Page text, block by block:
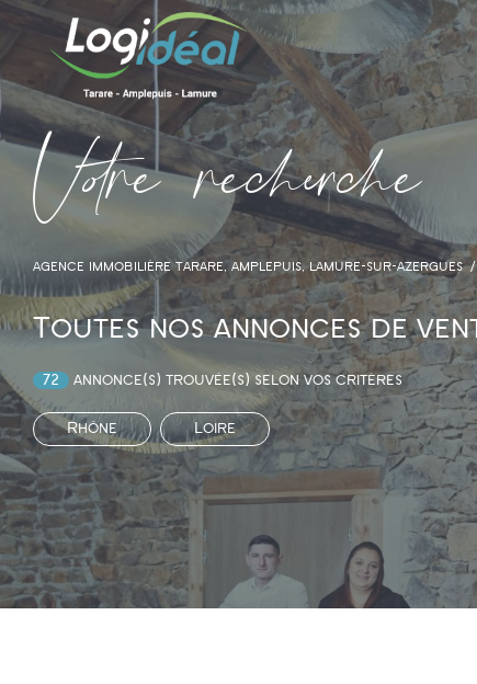
Vore recece
AGENCE IMMOBILIÈRE TARARE, AMPLEPUIS, LAMURE-SUR-AZERGUES
Toutes nos annonces de
72 annonce(s) trouvée(s) selon vos critères
Rhône Loire